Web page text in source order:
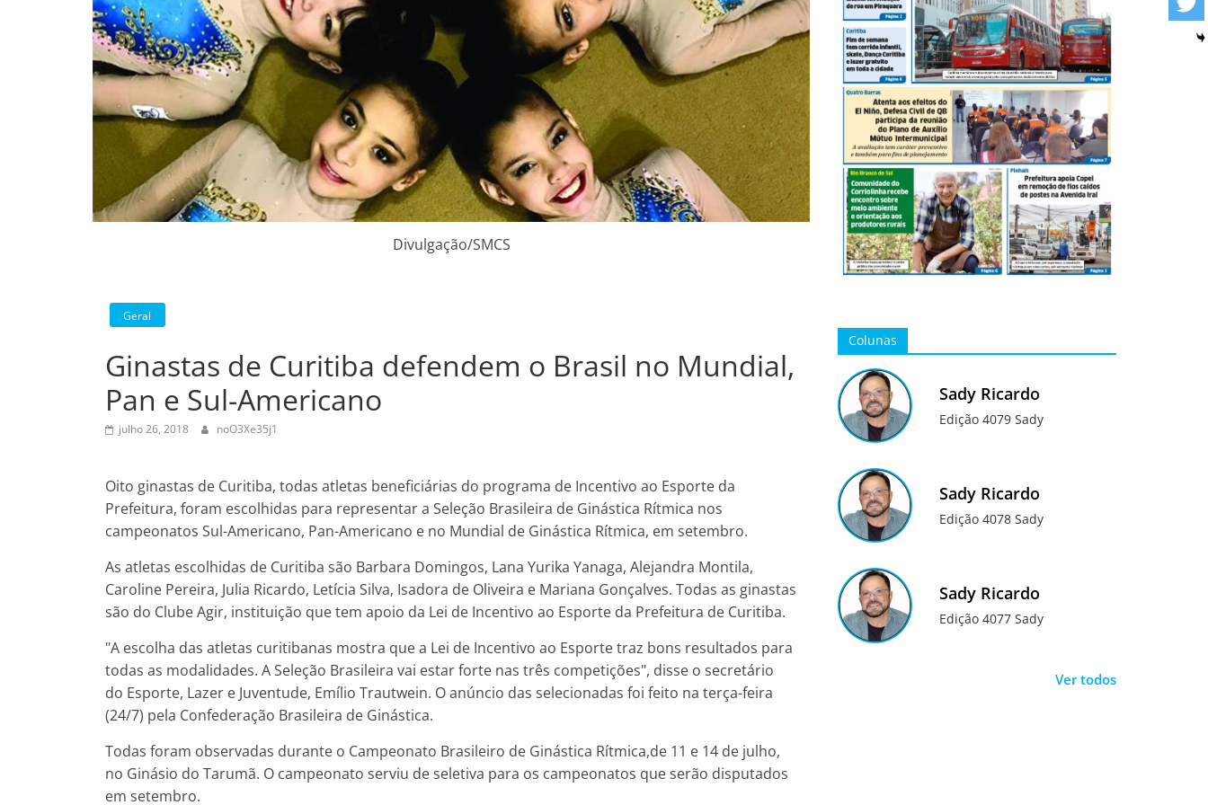
Divulgação/SMCS
Geral
Ginastas de Curitiba defendem o Brasil no Mundial,
Pan e Sul-Americano
julho 26, 2018 noO3Xe35j1
Oito ginastas de Curitiba, todas atletas beneficiárias do programa de Incentivo ao Esporte da
Prefeitura, foram escolhidas para representar a Seleção Brasileira de Ginástica Rítmica nos
campeonatos Sul-Americano, Pan-Americano e no Mundial de Ginástica Rítmica, em setembro.
As atletas escolhidas de Curitiba são Barbara Domingos, Lana Yurika Yanaga, Alejandra Montila,
Caroline Pereira, Julia Ricardo, Letícia Silva, Isadora de Oliveira e Mariana Gonçalves. Todas as ginastas
são do Clube Agir, instituição que tem apoio da Lei de Incentivo ao Esporte da Prefeitura de Curitiba.
"A escolha das atletas curitibanas mostra que a Lei de Incentivo ao Esporte traz bons resultados para
todas as modalidades. A Seleção Brasileira vai estar forte nas três competições", disse o secretário
do Esporte, Lazer e Juventude, Emílio Trautwein. O anúncio das selecionadas foi feito na terça-feira
(24/7) pela Confederação Brasileira de Ginástica.
Todas foram observadas durante o Campeonato Brasileiro de Ginástica Rítmica,de 11 e 14 de julho,
no Ginásio do Tarumã. O campeonato serviu de seletiva para os campeonatos que serão disputados
em setembro.
Colunas
Sady Ricardo
Edição 4079 Sady
Sady Ricardo
Edição 4078 Sady
Sady Ricardo
Edição 4077 Sady
Ver todos